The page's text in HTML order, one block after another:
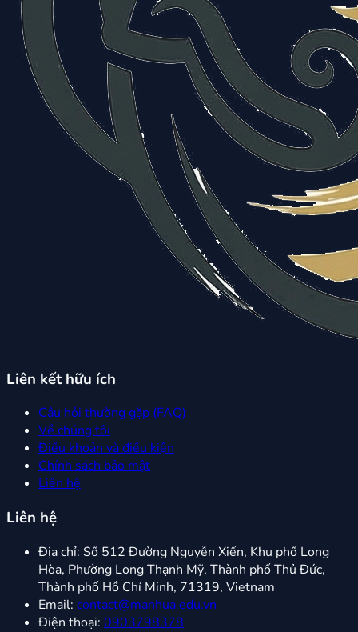
Liên kết hữu ích
Câu hỏi thường gặp (FAQ)
Về chúng tôi
Điều khoản và điều kiện
Chính sách bảo mật
Liên hệ
Liên hệ
Địa chỉ: Số 512 Đường Nguyễn Xiển, Khu phố Long
Hòa, Phường Long Thạnh Mỹ, Thành phố Thủ Đức,
Thành phố Hồ Chí Minh, 71319, Vietnam
Email: contact@manhua.edu.vn
Điện thoại: 0903798378